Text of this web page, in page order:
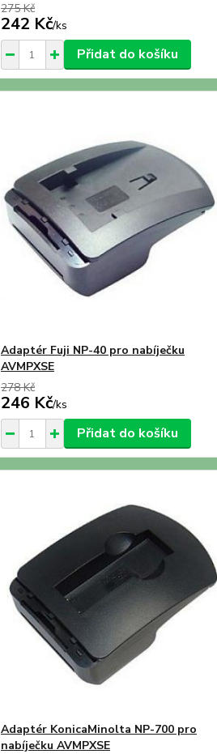
275 Kč
242 Kč/ks
Přidat do košíku
Adaptér Fuji NP-40 pro nabíječku
AVMPXSE
278 Kč
246 Kč/ks
Přidat do košíku
Adaptér KonicaMinolta NP-700 pro
nabíječku AVMPXSE